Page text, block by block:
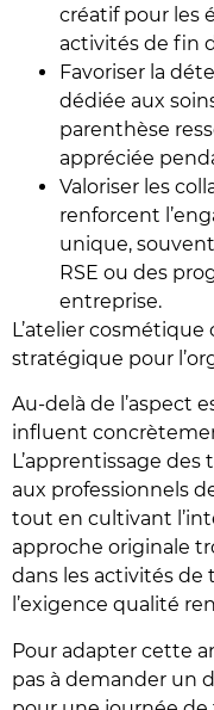
créatif pour les
activités de fin
Favoriser la
dédiée aux
parenthèse
appréciée
Valoriser les
renforcent
unique,
RSE ou des
entreprise.
L’atelier
stratégique pour
Au-delà de l’aspect
influent
L’apprentissage
aux professionnels
tout en cultivant
approche originale
dans les activités de
l’exigence qualité
Pour adapter cette
pas à demander un